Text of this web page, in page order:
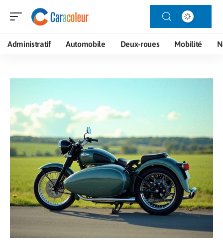
Administratif Automobile Deux-roues Mobilité